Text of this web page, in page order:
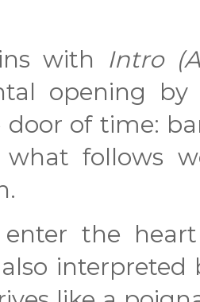
with Intro
opening
door of time:
follows
enter the
interpreted